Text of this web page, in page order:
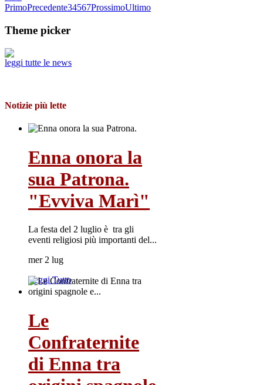
PrimoPrecedente34567ProssimoUltimo
Theme picker
leggi tutte le news
Notizie più lette
Enna onora la
sua Patrona.
"Evviva Marì"
La festa del 2 luglio è tra gli
eventi religiosi più importanti del...
mer 2 lug
Leggi Tutto
Le
Confraternite
di Enna tra